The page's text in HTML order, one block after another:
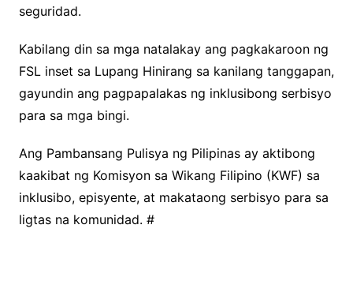
seguridad.
Kabilang din sa mga natalakay ang pagkakaroon ng
FSL inset sa Lupang Hinirang sa kanilang tanggapan,
gayundin ang pagpapalakas ng inklusibong serbisyo
para sa mga bingi.
Ang Pambansang Pulisya ng Pilipinas ay aktibong
kaakibat ng Komisyon sa Wikang Filipino (KWF) sa
inklusibo, episyente, at makataong serbisyo para sa
ligtas na komunidad. #